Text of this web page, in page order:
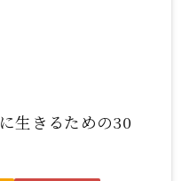
生きるための30